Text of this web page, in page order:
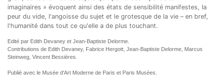
imaginaires » évoquent ainsi des états de sensibilité manifestes, la
peur du vide, l'angoisse du sujet et le grotesque de la vie – en bref,
l'humanité dans tout ce qu'elle a de plus touchant.
Edité par Edith Devaney et Jean-Baptiste Delorme.
Contributions de Edith Devaney, Fabrice Hergott, Jean-Baptiste Delorme, Marcus
Steinweg, Vincent Bessières.
Publié avec le Musée d'Art Moderne de Paris et Paris Musées.